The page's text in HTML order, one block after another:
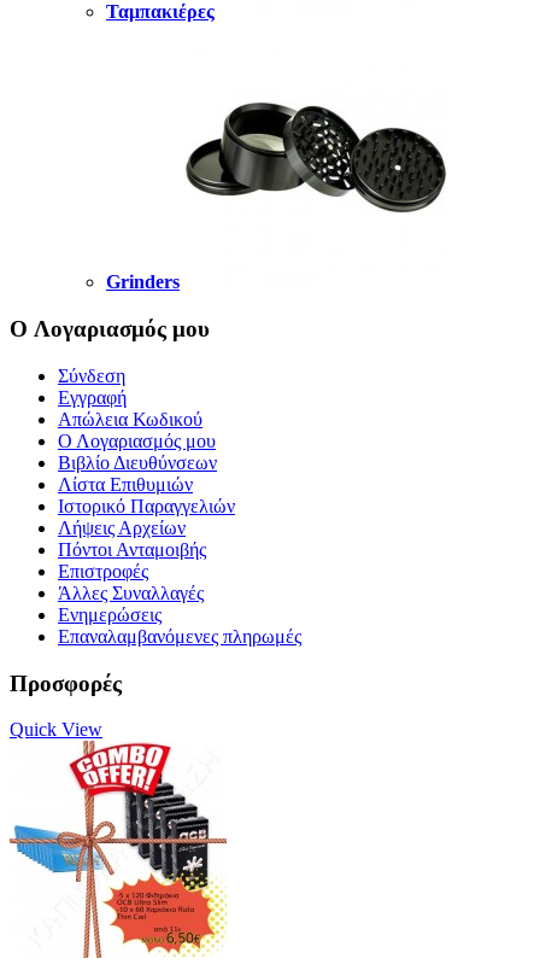
Ταμπακιέρες
Grinders
O Λογαριασμός μου
Σύνδεση
Εγγραφή
Απώλεια Κωδικού
Ο Λογαριασμός μου
Βιβλίο Διευθύνσεων
Λίστα Επιθυμιών
Ιστορικό Παραγγελιών
Λήψεις Αρχείων
Πόντοι Ανταμοιβής
Επιστροφές
Άλλες Συναλλαγές
Ενημερώσεις
Επαναλαμβανόμενες πληρωμές
Προσφορές
Quick View